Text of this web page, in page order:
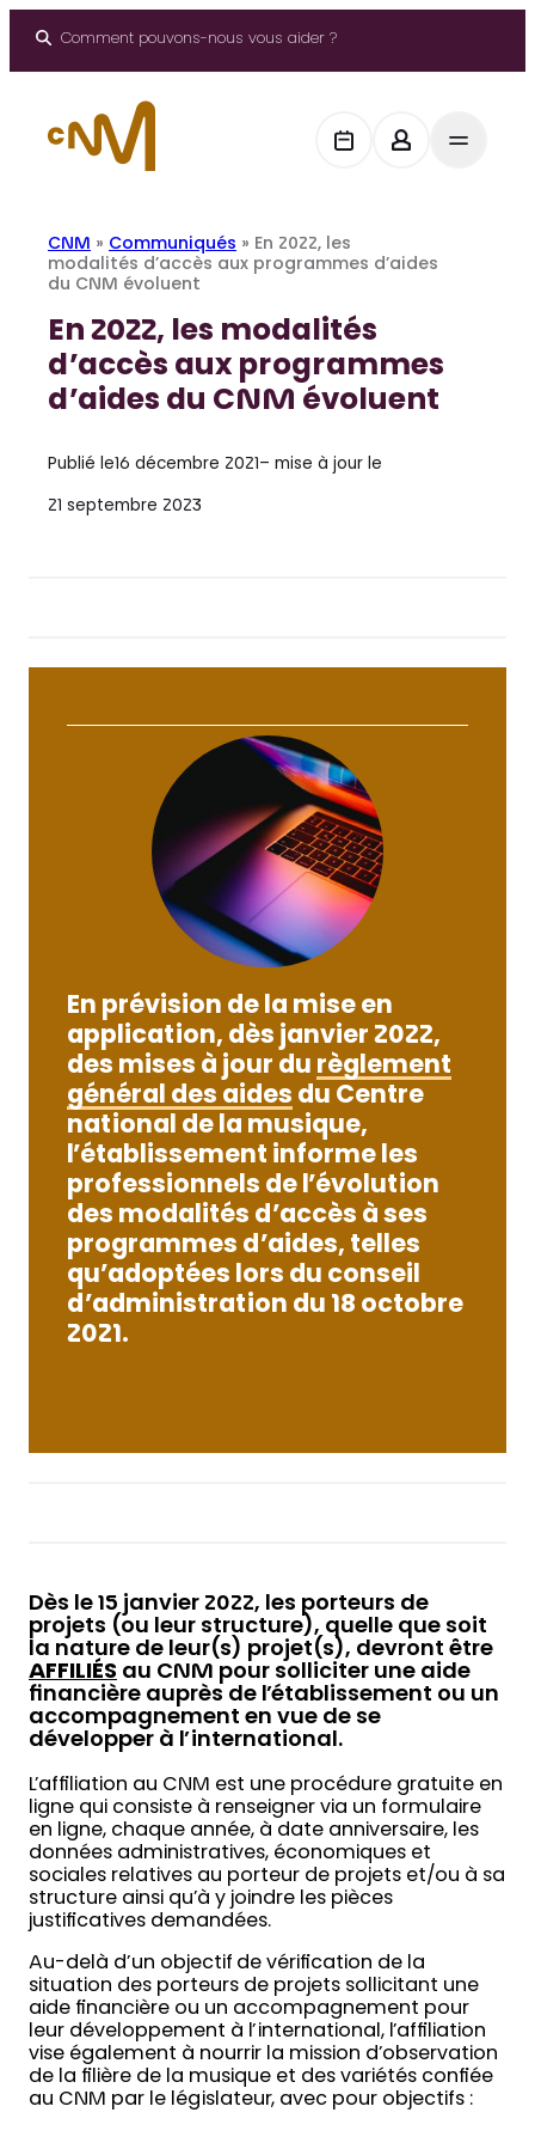
Comment pouvons-nous vous aider ?
CNM » Communiqués » En 2022, les
modalités d’accès aux programmes d’aides
du CNM évoluent
En 2022, les modalités
d’accès aux programmes
d’aides du CNM évoluent
Publié le16 décembre 2021 – mise à jour le
21 septembre 2023
En prévision de la mise en
application, dès janvier 2022,
des mises à jour du règlement
général des aides du Centre
national de la musique,
l’établissement informe les
professionnels de l’évolution
des modalités d’accès à ses
programmes d’aides, telles
qu’adoptées lors du conseil
d’administration du 18 octobre
2021.
Dès le 15 janvier 2022, les porteurs de
projets (ou leur structure), quelle que soit
la nature de leur(s) projet(s), devront être
AFFILIÉS au CNM pour solliciter une aide
financière auprès de l’établissement ou un
accompagnement en vue de se
développer à l’international.
L’affiliation au CNM est une procédure gratuite en
ligne qui consiste à renseigner via un formulaire
en ligne, chaque année, à date anniversaire, les
données administratives, économiques et
sociales relatives au porteur de projets et/ou à sa
structure ainsi qu’à y joindre les pièces
justificatives demandées.
Au-delà d’un objectif de vérification de la
situation des porteurs de projets sollicitant une
aide financière ou un accompagnement pour
leur développement à l’international, l’affiliation
vise également à nourrir la mission d’observation
de la filière de la musique et des variétés confiée
au CNM par le législateur, avec pour objectifs :